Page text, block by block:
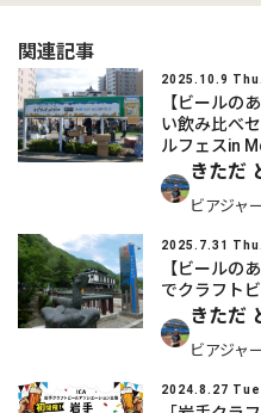
関連記事
2025.10.9 Thu.
【ビールの
い飲み比べ
ルフェスin
きただ
ビアジャ
2025.7.31 Thu.
【ビールの
でクラフト
きただ
ビアジャ
2024.8.27